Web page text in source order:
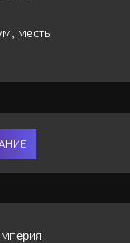
месть